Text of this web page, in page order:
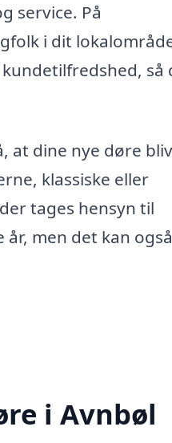
service. På
i dit
så
at dine nye døre
klassiske eller
tages hensyn til
men det kan også
i Avnbøl